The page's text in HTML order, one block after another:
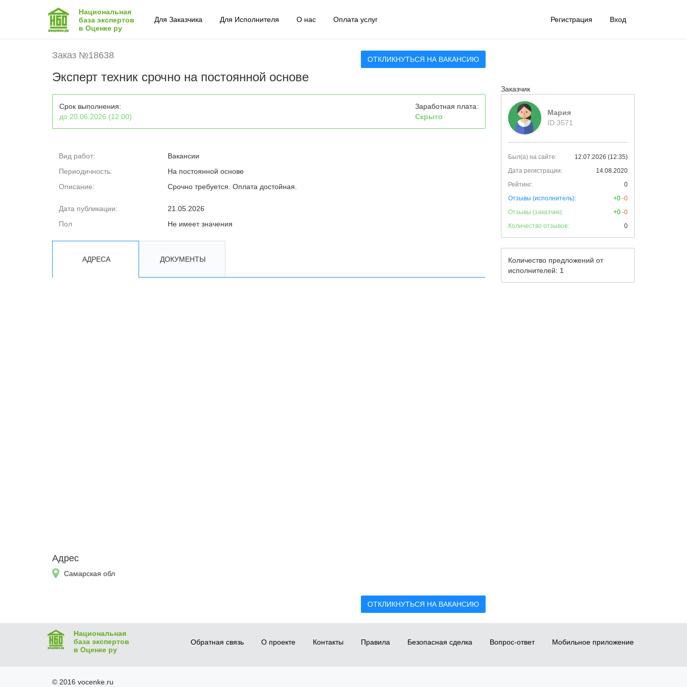
Национальная
база экспертов
в Оценке ру
Для Заказчика Для Исполнителя О нас Оплата услуг Регистрация Вход
Заказ №18638 ОТКЛИКНУТЬСЯ НА ВАКАНСИЮ
Эксперт техник срочно на постоянной основе
Срок выполнения:
до 20.06.2026 (12:00)
Заработная плата:
Скрыто
Вид работ:
Вакансии
Периодичность:
На постоянной основе
Описание:
Срочно требуется. Оплата достойная.
Дата публикации:
21.05.2026
Пол
Не имеет значения
АДРЕСА ДОКУМЕНТЫ
Адрес
Самарская обл
ОТКЛИКНУТЬСЯ НА ВАКАНСИЮ
Заказчик
Мария
ID 3571
Был(а) на сайте:
12.07.2026 (12:35)
Дата регистрации:
14.08.2020
Рейтинг:
0
Отзывы (исполнитель):
+0 -0
Отзывы (заказчик):
+0 -0
Количество отзывов:
0
Количество предложений от
исполнителей: 1
Национальная
база экспертов
в Оценке ру
Обратная связь О проекте Контакты Правила Безопасная сделка Вопрос-ответ Мобильное приложение
© 2016 vocenke.ru